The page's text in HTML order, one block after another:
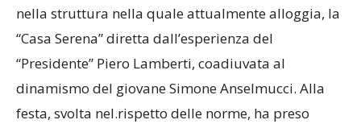
nella struttura nella quale attualmente alloggia, la
“Casa Serena” diretta dall’esperienza del
“Presidente” Piero Lamberti, coadiuvata al
dinamismo del giovane Simone Anselmucci. Alla
festa, svolta nel.rispetto delle norme, ha preso